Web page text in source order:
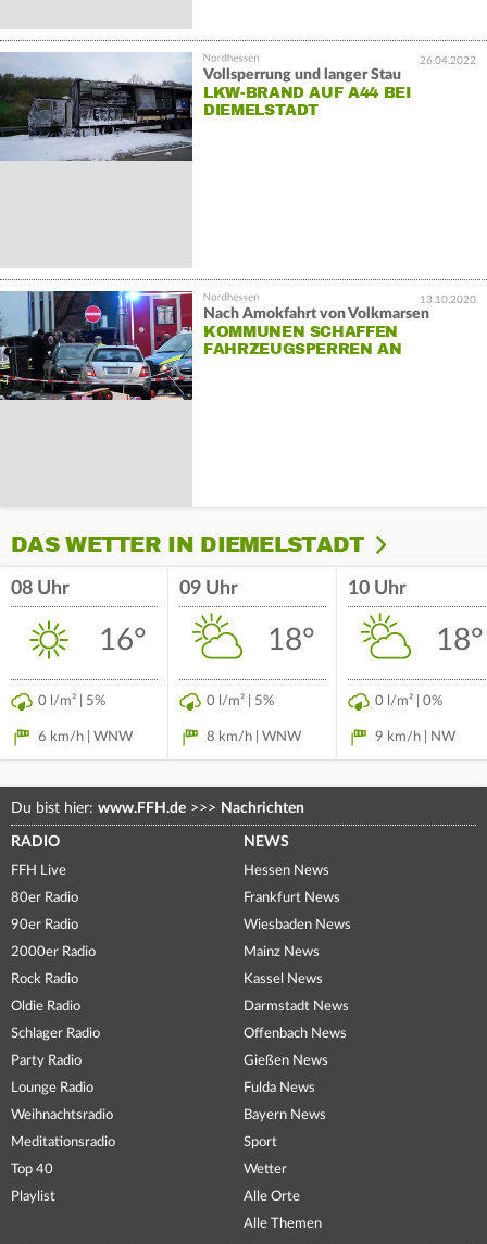
26.04.2022
Vollsperrung und langer Stau
LKW-BRAND AUF A44 BEI
DIEMELSTADT
13.10.2020
Nach Amokfahrt von Volkmarsen
KOMMUNEN SCHAFFEN
FAHRZEUGSPERREN AN
DAS WETTER IN DIEMELSTADT
08 Uhr
16°
0 l/m² | 5%
6 km/h | WNW
09 Uhr
18°
0 l/m² | 5%
8 km/h | WNW
10 Uhr
18°
0 l/m² | 0%
9 km/h | NW
Du bist hier: www.FFH.de >>> Nachrichten
RADIO
FFH Live
80er Radio
90er Radio
2000er Radio
Rock Radio
Oldie Radio
Schlager Radio
Party Radio
Lounge Radio
Weihnachtsradio
Meditationsradio
Top 40
Playlist
NEWS
Hessen News
Frankfurt News
Wiesbaden News
Mainz News
Kassel News
Darmstadt News
Offenbach News
Gießen News
Fulda News
Bayern News
Sport
Wetter
Alle Orte
Alle Themen